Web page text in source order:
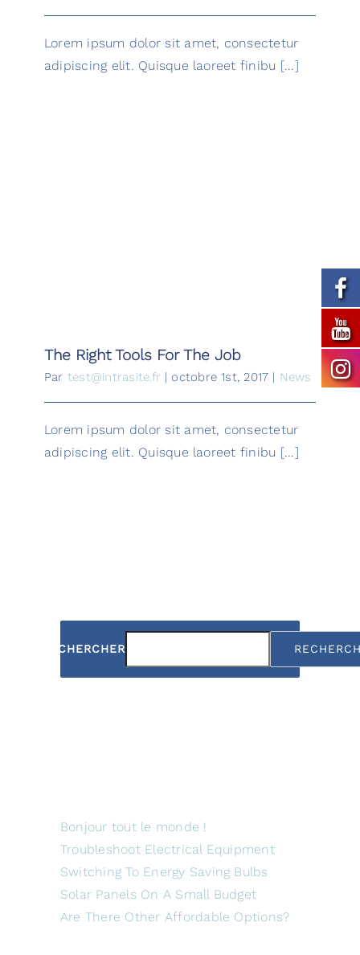
Lorem ipsum dolor sit amet, consectetur
adipiscing elit. Quisque laoreet finibu [...]
The Right Tools For The Job
Par test@intrasite.fr | octobre 1st, 2017 | News
Lorem ipsum dolor sit amet, consectetur
adipiscing elit. Quisque laoreet finibu [...]
RECHERCHER
Bonjour tout le monde !
Troubleshoot Electrical Equipment
Switching To Energy Saving Bulbs
Solar Panels On A Small Budget
Are There Other Affordable Options?